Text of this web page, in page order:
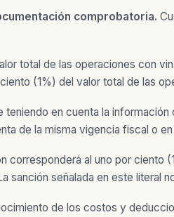
comprobatoria.
total de las operaciones con
(1%) del valor total de las
teniendo en cuenta la
de la misma vigencia fiscal o
corresponderá al uno por
sanción señalada en este
de los costos y